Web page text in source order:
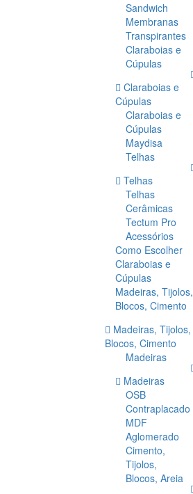
Sandwich
Membranas
Transpirantes
Claraboias e
Cúpulas
Claraboias e
Cúpulas
Claraboias e
Cúpulas
Maydisa
Telhas
Telhas
Telhas
Cerâmicas
Tectum Pro
Acessórios
Como Escolher
Claraboias e
Cúpulas
Madeiras, Tijolos,
Blocos, Cimento
Madeiras, Tijolos,
Blocos, Cimento
Madeiras
Madeiras
OSB
Contraplacado
MDF
Aglomerado
Cimento,
Tijolos,
Blocos, Areia